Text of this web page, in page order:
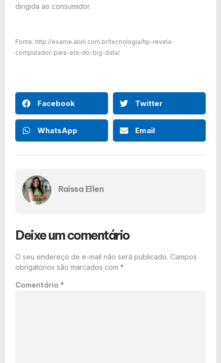
dirigida ao consumidor.
Fonte: http://exame.abril.com.br/tecnologia/hp-revela-
computador-para-era-do-big-data/
Facebook Twitter
WhatsApp Email
Raissa Ellen
Deixe um comentário
O seu endereço de e-mail não será publicado. Campos
obrigatórios são marcados com *
Comentário *